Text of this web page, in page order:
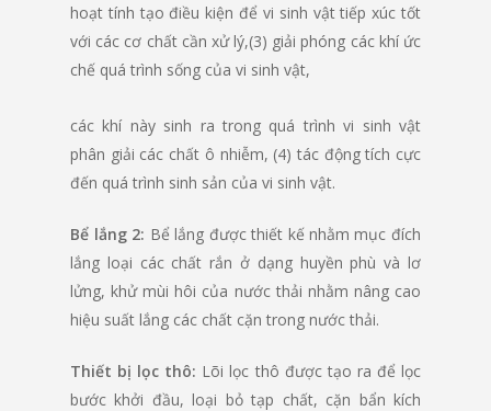
hoạt tính tạo điều kiện để vi sinh vật tiếp xúc tốt
với các cơ chất cần xử lý,(3) giải phóng các khí ức
chế quá trình sống của vi sinh vật,
các khí này sinh ra trong quá trình vi sinh vật
phân giải các chất ô nhiễm, (4) tác động tích cực
đến quá trình sinh sản của vi sinh vật.
Bể lắng 2: Bể lắng được thiết kế nhằm mục đích
lắng loại các chất rắn ở dạng huyền phù và lơ
lửng, khử mùi hôi của nước thải nhằm nâng cao
hiệu suất lắng các chất cặn trong nước thải.
Thiết bị lọc thô: Lõi lọc thô được tạo ra để lọc
bước khởi đầu, loại bỏ tạp chất, cặn bẩn kích